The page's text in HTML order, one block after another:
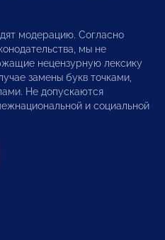
модерацию. Согласно
мы не
нецензурную лексику
замены букв точками,
Не допускаются
и социальной